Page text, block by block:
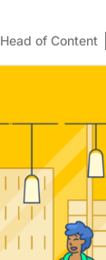
Head of Content